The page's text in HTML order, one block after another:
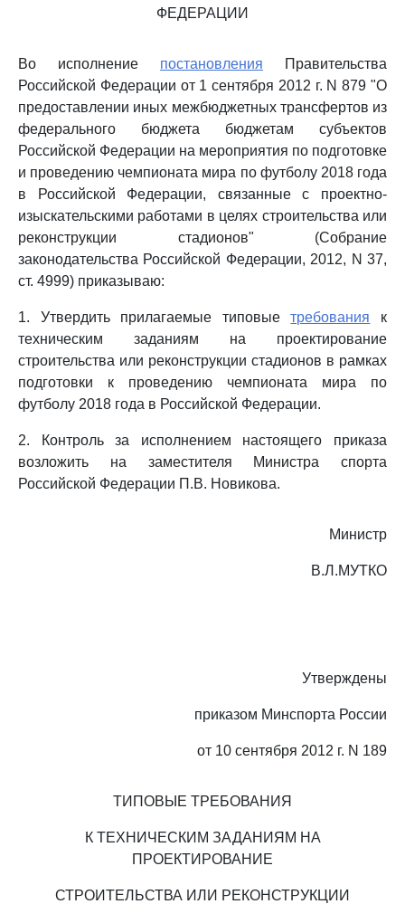
ФЕДЕРАЦИИ
Во исполнение постановления Правительства
Российской Федерации от 1 сентября 2012 г. N 879 "О
предоставлении иных межбюджетных трансфертов из
федерального бюджета бюджетам субъектов
Российской Федерации на мероприятия по подготовке
и проведению чемпионата мира по футболу 2018 года
в Российской Федерации, связанные с проектно-
изыскательскими работами в целях строительства или
реконструкции стадионов" (Собрание
законодательства Российской Федерации, 2012, N 37,
ст. 4999) приказываю:
1. Утвердить прилагаемые типовыетребования к
техническим заданиям на проектирование
строительства или реконструкции стадионов в рамках
подготовки к проведению чемпионата мира по
футболу 2018 года в Российской Федерации.
2. Контроль за исполнением настоящего приказа
возложить на заместителя Министра спорта
Российской Федерации П.В. Новикова.
Министр
В.Л.МУТКО
Утверждены
приказом Минспорта России
от 10 сентября 2012 г. N 189
ТИПОВЫЕ ТРЕБОВАНИЯ
К ТЕХНИЧЕСКИМ ЗАДАНИЯМ НА
ПРОЕКТИРОВАНИЕ
СТРОИТЕЛЬСТВА ИЛИ РЕКОНСТРУКЦИИ